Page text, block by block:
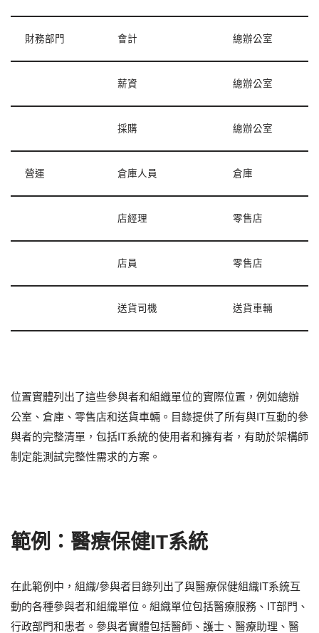
財務部門 會計 總辦公室
薪資 總辦公室
採購 總辦公室
營運 倉庫人員 倉庫
店經理 零售店
店員 零售店
送貨司機 送貨車輛
位置實體列出了這些參與者和組織單位的實際位置，例如總辦
公室、倉庫、零售店和送貨車輛。目錄提供了所有與IT互動的參
與者的完整清單，包括IT系統的使用者和擁有者，有助於架構師
制定能測試完整性需求的方案。
範例：醫療保健IT系統
在此範例中，組織/參與者目錄列出了與醫療保健組織IT系統互
動的各種參與者和組織單位。組織單位包括醫療服務、IT部門、
行政部門和患者。參與者實體包括醫師、護士、醫療助理、醫